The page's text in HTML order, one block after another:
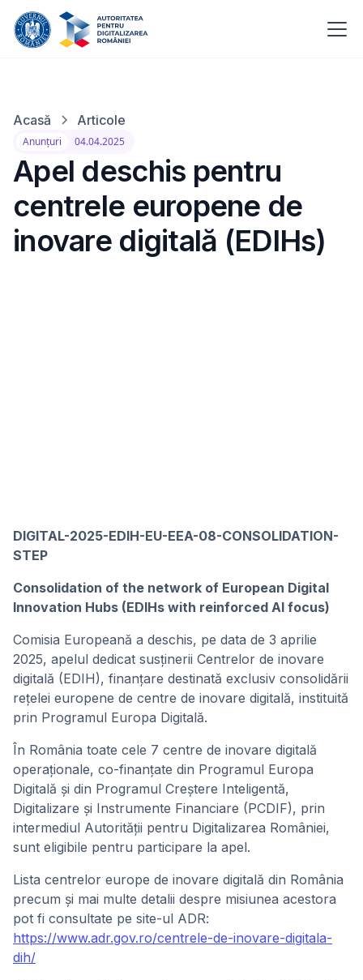
Acasă Articole
Anunțuri 04.04.2025
Apel deschis pentru
centrele europene de
inovare digitală (EDIHs)
DIGITAL-2025-EDIH-EU-EEA-08-CONSOLIDATION-
STEP
Consolidation of the network of European Digital
Innovation Hubs (EDIHs with reinforced AI focus)
Comisia Europeană a deschis, pe data de 3 aprilie
2025, apelul dedicat susținerii Centrelor de inovare
digitală (EDIH), finanțare destinată exclusiv consolidării
rețelei europene de centre de inovare digitală, instituită
prin Programul Europa Digitală.
În România toate cele 7 centre de inovare digitală
operaționale, co-finanțate din Programul Europa
Digitală și din Programul Creștere Inteligentă,
Digitalizare și Instrumente Financiare (PCDIF), prin
intermediul Autorității pentru Digitalizarea României,
sunt eligibile pentru participare la apel.
Lista centrelor europe de inovare digitală din România
precum și mai multe detalii despre misiunea acestora
pot fi consultate pe site-ul ADR:
https://www.adr.gov.ro/centrele-de-inovare-digitala-
dih/